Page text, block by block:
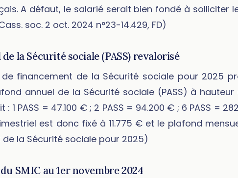
A défaut, le salarié serait bien fondé à solliciter
soc. 2 oct. 2024 n°23-14.429, FD)
la Sécurité sociale (PASS) revalorisé
financement de la Sécurité sociale pour 2025
annuel de la Sécurité sociale (PASS) à hauteur
1 PASS = 47.100 € ; 2 PASS = 94.200 € ; 6 PASS =
est donc fixé à 11.775 € et le plafond
la Sécurité sociale pour 2025)
SMIC au 1er novembre 2024